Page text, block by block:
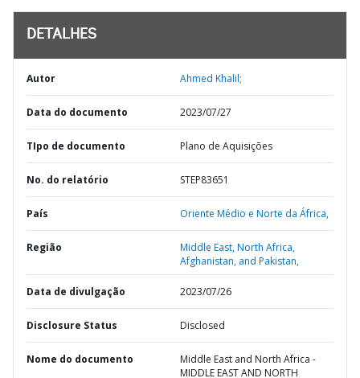
DETALHES
Autor Ahmed Khalil;
Data do documento 2023/07/27
TIpo de documento Plano de Aquisições
No. do relatório STEP83651
País Oriente Médio e Norte da África,
Região
Middle East, North Africa,
Afghanistan, and Pakistan,
Data de divulgação 2023/07/26
Disclosure Status Disclosed
Nome do documento
Middle East and North Africa -
MIDDLE EAST AND NORTH